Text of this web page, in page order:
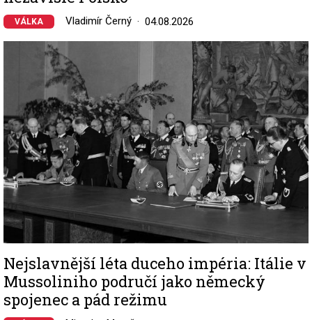
VÁLKA Vladimír Černý 04.08.2026
Nejslavnější léta duceho impéria: Itálie v
Mussoliniho područí jako německý
spojenec a pád režimu